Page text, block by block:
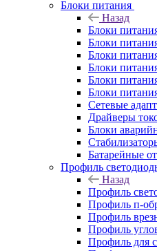
Блоки питания
Назад
Блоки
Блоки
Блоки
Блоки
Блоки
Блоки
Сетевые
Драйверы
Блоки
Батарейные
Профиль
Назад
Профиль
Профиль п-
Профиль
Профиль
Профиль для